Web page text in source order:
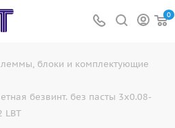
0
блоки и комплектующие
безвинт. без пасты 3x0.08-
LBT